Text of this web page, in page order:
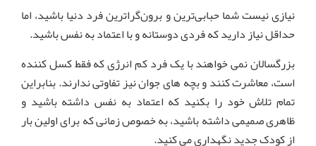
نیازی نیست شما حبابی‌ترین و برون‌گراترین فرد دنیا باشید، اما
حداقل نیاز دارید که فردی دوستانه و با اعتماد به نفس باشید.
بزرگسالان نمی خواهند با یک فرد کم انرژی که فقط کسل کننده
است، معاشرت کنند و بچه های جوان نیز تفاوتی ندارند. بنابراین
تمام تلاش خود را بکنید که اعتماد به نفس داشته باشید و
ظاهری صمیمی داشته باشید، به خصوص زمانی که برای اولین بار
از کودک جدید نگهداری می کنید.